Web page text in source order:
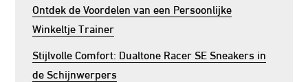
Ontdek de Voordelen van een Persoonlijke
Winkeltje Trainer
Stijlvolle Comfort: Dualtone Racer SE Sneakers in
de Schijnwerpers